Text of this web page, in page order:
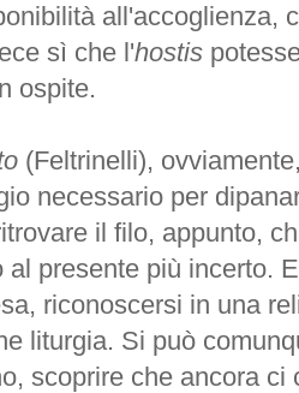
all'accoglienza,
sì che l'hostis
ospite.
(Feltrinelli),
necessario per
il filo, appunto,
al presente più incerto.
riconoscersi in una
liturgia. Si può
scoprire che ancora ci